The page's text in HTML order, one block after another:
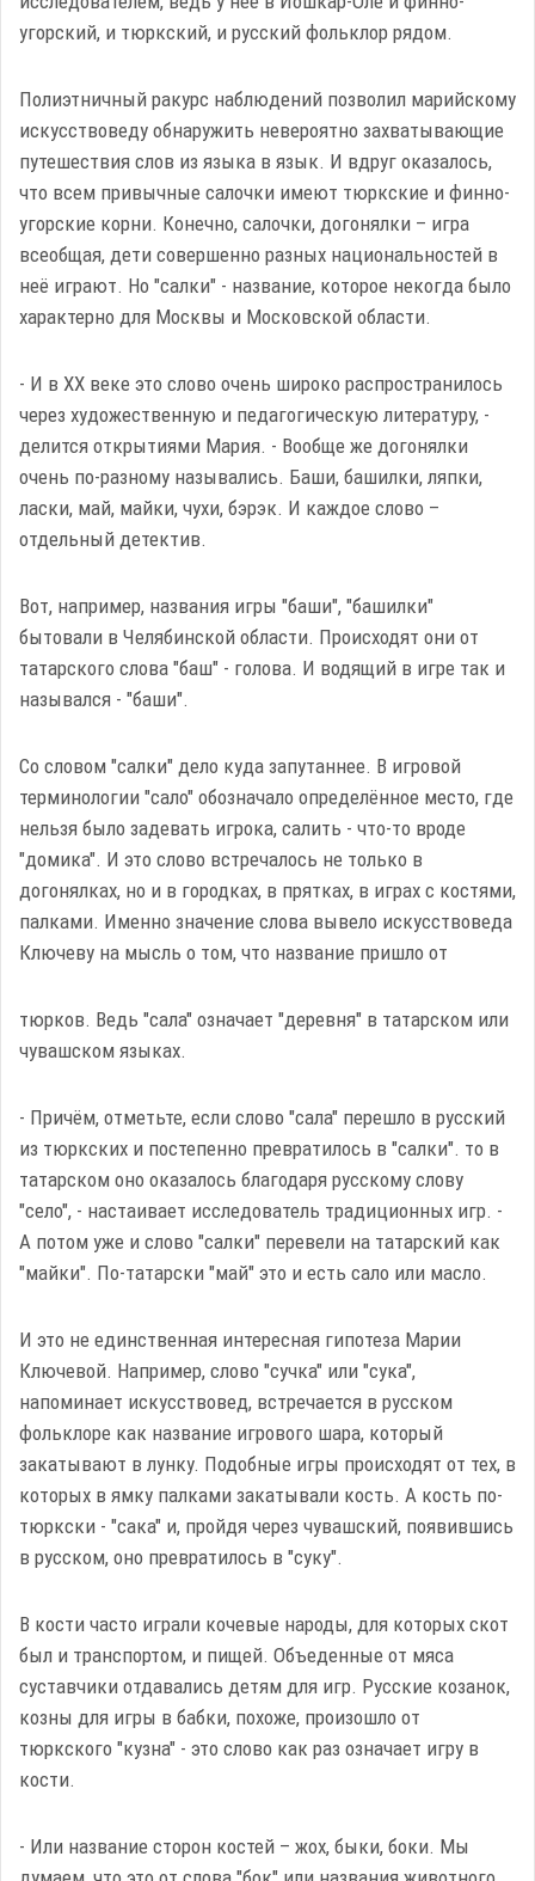
угорский, и тюркский, и русский фольклор рядом.
Полиэтничный ракурс наблюдений позволил марийскому
искусствоведу обнаружить невероятно захватывающие
путешествия слов из языка в язык. И вдруг оказалось,
что всем привычные салочки имеют тюркские и финно-
угорские корни. Конечно, салочки, догонялки – игра
всеобщая, дети совершенно разных национальностей в
неё играют. Но "салки" - название, которое некогда было
характерно для Москвы и Московской области.
- И в XX веке это слово очень широко распространилось
через художественную и педагогическую литературу, -
делится открытиями Мария. - Вообще же догонялки
очень по-разному назывались. Баши, башилки, ляпки,
ласки, май, майки, чухи, бэрэк. И каждое слово –
отдельный детектив.
Вот, например, названия игры "баши", "башилки"
бытовали в Челябинской области. Происходят они от
татарского слова "баш" - голова. И водящий в игре так и
назывался - "баши".
Со словом "салки" дело куда запутаннее. В игровой
терминологии "сало" обозначало определённое место, где
нельзя было задевать игрока, салить - что-то вроде
"домика". И это слово встречалось не только в
догонялках, но и в городках, в прятках, в играх с костями,
палками. Именно значение слова вывело искусствоведа
Ключеву на мысль о том, что название пришло от
тюрков. Ведь "сала" означает "деревня" в татарском или
чувашском языках.
- Причём, отметьте, если слово "сала" перешло в русский
из тюркских и постепенно превратилось в "салки". то в
татарском оно оказалось благодаря русскому слову
"село", - настаивает исследователь традиционных игр. -
А потом уже и слово "салки" перевели на татарский как
"майки". По-татарски "май" это и есть сало или масло.
И это не единственная интересная гипотеза Марии
Ключевой. Например, слово "сучка" или "сука",
напоминает искусствовед, встречается в русском
фольклоре как название игрового шара, который
закатывают в лунку. Подобные игры происходят от тех, в
которых в ямку палками закатывали кость. А кость по-
тюркски - "сака" и, пройдя через чувашский, появившись
в русском, оно превратилось в "суку".
В кости часто играли кочевые народы, для которых скот
был и транспортом, и пищей. Объеденные от мяса
суставчики отдавались детям для игр. Русские козанок,
козны для игры в бабки, похоже, произошло от
тюркского "кузна" - это слово как раз означает игру в
кости.
- Или название сторон костей – жох, быки, боки. Мы